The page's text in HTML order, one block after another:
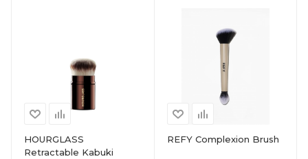
HOURGLASS
Retractable Kabuki
REFY Complexion Brush